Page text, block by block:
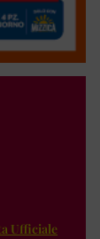
Ufficiale